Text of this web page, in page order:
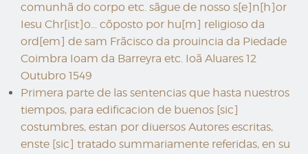
comunhã do corpo etc. sãgue de nosso s[e]n[h]or
Iesu Chr[ist]o... cõposto por hu[m] religioso da
ord[em] de sam Frãcisco da prouincia da Piedade
Coimbra Ioam da Barreyra etc. Ioã Aluares 12
Outubro 1549
Primera parte de las sentencias que hasta nuestros
tiempos, para edificacion de buenos [sic]
costumbres, estan por diuersos Autores escritas,
enste [sic] tratado summariamente referidas, en su